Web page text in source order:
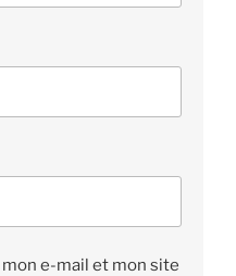
e-mail et mon site